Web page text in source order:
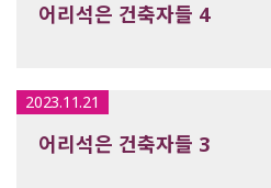
어리석은 건축자들 4
2023.11.21
어리석은 건축자들 3